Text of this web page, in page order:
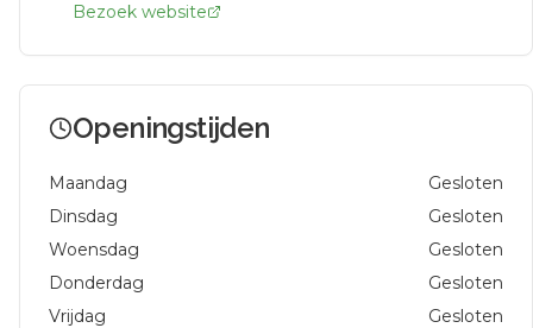
Bezoek website
Openingstijden
Maandag
Gesloten
Dinsdag
Gesloten
Woensdag
Gesloten
Donderdag
Gesloten
Vrijdag
Gesloten